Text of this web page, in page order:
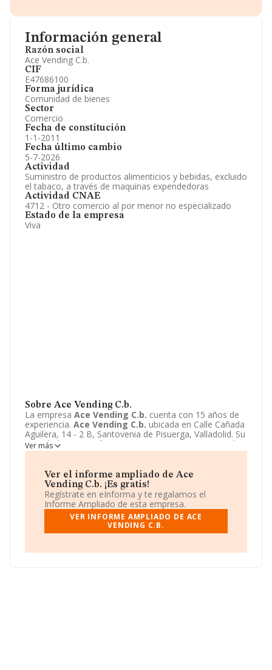
Información general
Razón social
Ace Vending C.b.
CIF
E47686100
Forma jurídica
Comunidad de bienes
Sector
Comercio
Fecha de constitución
1-1-2011
Fecha último cambio
5-7-2026
Actividad
Suministro de productos alimenticios y bebidas, excluido
el tabaco, a través de maquinas expendedoras
Actividad CNAE
4712 - Otro comercio al por menor no especializado
Estado de la empresa
Viva
Sobre Ace Vending C.b.
La empresa Ace Vending C.b. cuenta con 15 años de
experiencia. Ace Vending C.b. ubicada en Calle Cañada
Aguilera, 14 - 2 B, Santovenia de Pisuerga, Valladolid. Su
actividad CNAE se fine como 4712 - Otro comercio al
por menor no especializado. El modelo de sociedad de
siguiente enlace para obtener más información acerca
de la empresa Ace Vending C.b.
http://www.acevending.es.
Ver más
Ver el informe ampliado de Ace
Vending C.b. ¡Es gratis!
Regístrate en eInforma y te regalamos el
Informe Ampliado de esta empresa.
VER INFORME AMPLIADO DE ACE
VENDING C.B.
Información oficial y registral complementaria.